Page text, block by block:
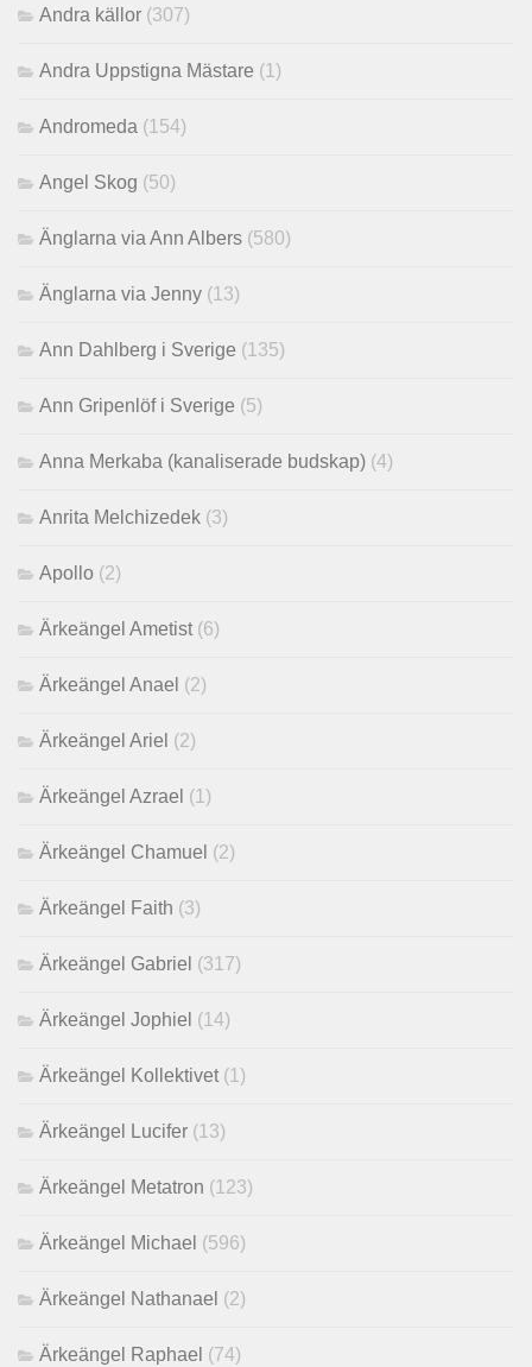
Andra källor (307)
Andra Uppstigna Mästare (1)
Andromeda (154)
Angel Skog (50)
Änglarna via Ann Albers (580)
Änglarna via Jenny (13)
Ann Dahlberg i Sverige (135)
Ann Gripenlöf i Sverige (5)
Anna Merkaba (kanaliserade budskap) (4)
Anrita Melchizedek (3)
Apollo (2)
Ärkeängel Ametist (6)
Ärkeängel Anael (2)
Ärkeängel Ariel (2)
Ärkeängel Azrael (1)
Ärkeängel Chamuel (2)
Ärkeängel Faith (3)
Ärkeängel Gabriel (317)
Ärkeängel Jophiel (14)
Ärkeängel Kollektivet (1)
Ärkeängel Lucifer (13)
Ärkeängel Metatron (123)
Ärkeängel Michael (596)
Ärkeängel Nathanael (2)
Ärkeängel Raphael (74)